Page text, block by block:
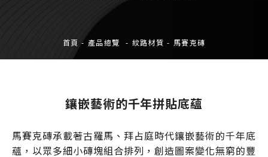
首頁 - 產品總覽 - 紋路材質 - 馬賽克磚
鑲嵌藝術的千年拼貼底蘊
馬賽克磚承載著古羅馬、拜占庭時代鑲嵌藝術的千年底
蘊，以眾多細小磚塊組合排列，創造圖案變化無窮的豐